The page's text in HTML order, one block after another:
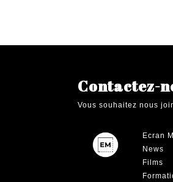
Contactez-
Vous souhaitez nous
Ecran
News
Films